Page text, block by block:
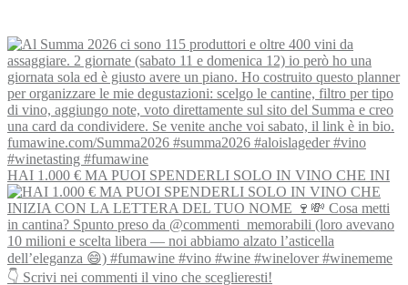
HAI 1.000 € MA PUOI SPENDERLI SOLO IN VINO CHE INI